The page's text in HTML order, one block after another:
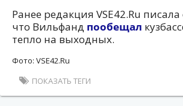
Ранее редакция VSE42.Ru писала
что Вильфанд пообещал
тепло на выходных.
Фото: VSE42.Ru
ПОКАЗАТЬ ТЕГИ